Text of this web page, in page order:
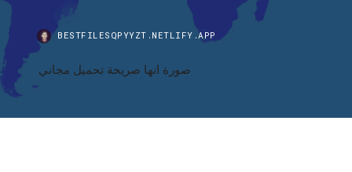
BESTFILESQPYYZT.NETLIFY.APP
صورة انها صريحة تحميل مجاني